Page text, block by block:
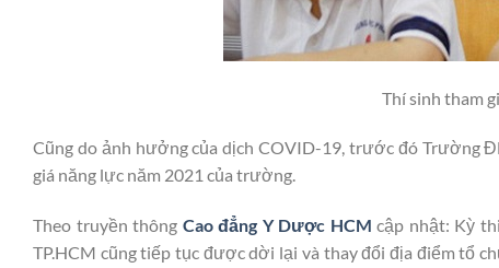
Thí sinh tham
Cũng do ảnh hưởng của dịch COVID-19, trước đó Trường
giá năng lực năm 2021 của trường.
Theo truyền thông Cao đẳng Y Dược HCM cập nhật: Kỳ
TP.HCM cũng tiếp tục được dời lại và thay đổi địa điểm tổ